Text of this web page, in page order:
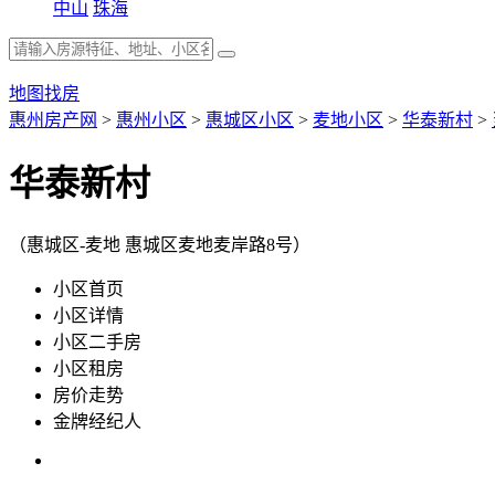
中山 珠海
地图找房
惠州房产网 > 惠州小区 > 惠城区小区 > 麦地小区 > 华泰新村 >
华泰新村
（惠城区-麦地 惠城区麦地麦岸路8号）
小区首页
小区详情
小区二手房
小区租房
房价走势
金牌经纪人